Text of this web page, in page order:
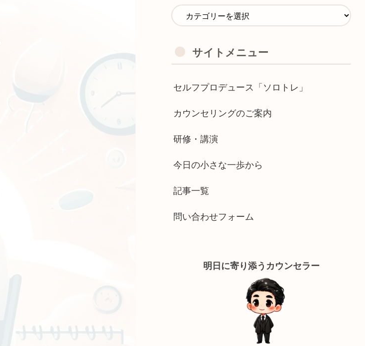
サイトメニュー
セルフプロデュース「ソロトレ」
カウンセリングのご案内
研修・講演
今日の小さな一歩から
記事一覧
問い合わせフォーム
明日に寄り添うカウンセラー